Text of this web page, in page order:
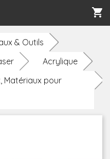
shopping_cart
& Outils
Acrylique
Matériaux pour